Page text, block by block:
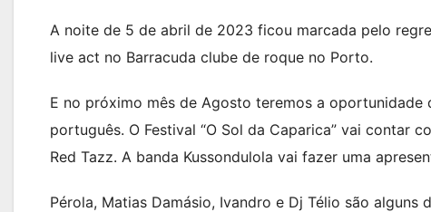
A noite de 5 de abril de 2023 ficou marcada pelo
live act no Barracuda clube de roque no Porto.
E no próximo mês de Agosto teremos a
português. O Festival “O Sol da Caparica” vai contar
Red Tazz. A banda Kussondulola vai fazer uma
Pérola, Matias Damásio, Ivandro e Dj Télio são